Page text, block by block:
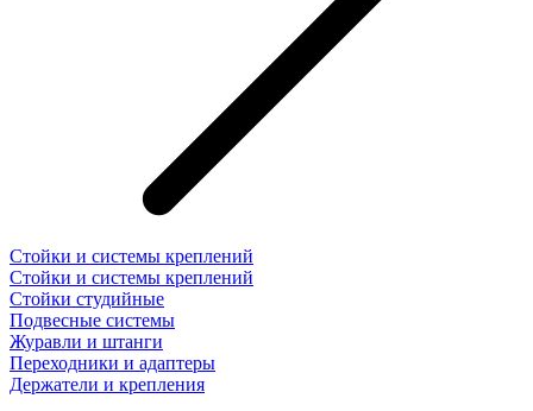
Стойки и системы креплений
Стойки и системы креплений
Стойки студийные
Подвесные системы
Журавли и штанги
Переходники и адаптеры
Держатели и крепления